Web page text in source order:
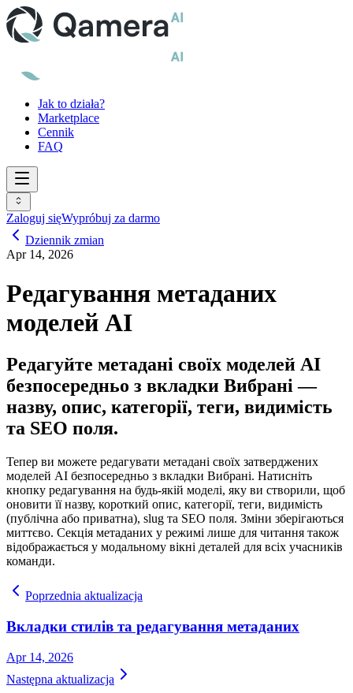
Jak to działa?
Marketplace
Cennik
FAQ
Zaloguj sięWypróbuj za darmo
Dziennik zmian
Apr 14, 2026
Редагування метаданих
моделей AI
Редагуйте метадані своїх моделей AI
безпосередньо з вкладки Вибрані —
назву, опис, категорії, теги, видимість
та SEO поля.
Тепер ви можете редагувати метадані своїх затверджених
моделей AI безпосередньо з вкладки Вибрані. Натисніть
кнопку редагування на будь-якій моделі, яку ви створили, щоб
оновити її назву, короткий опис, категорії, теги, видимість
(публічна або приватна), slug та SEO поля. Зміни зберігаються
миттєво. Секція метаданих у режимі лише для читання також
відображається у модальному вікні деталей для всіх учасників
команди.
Poprzednia aktualizacja
Вкладки стилів та редагування метаданих
Apr 14, 2026
Następna aktualizacja